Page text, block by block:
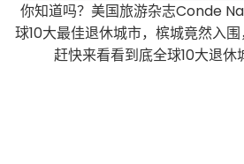
你知道吗？美国旅游杂志Conde
球10大最佳退休城市，槟城竟然入围
赶快来看看到底全球10大退休